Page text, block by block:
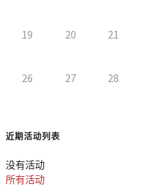
19 20 21
26 27 28
近期活动列表
没有活动
所有活动